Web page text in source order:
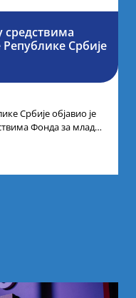
средствима
Србије
Србије објавио је
Фонда за младе